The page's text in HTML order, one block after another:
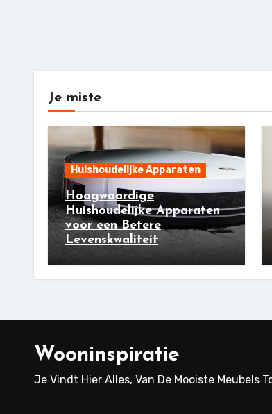
Je miste
Huishoudelijke Apparaten
Hoogwaardige
Huishoudelijke Apparaten
voor een Betere
Levenskwaliteit
Wooninspiratie
Je Vindt Hier Alles, Van De Mooiste Meubels